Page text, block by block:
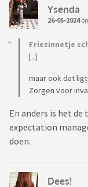
Ysenda
26-05-2024
Friezinnetje
[..]
maar ook dat
Zorgen voor
En anders is het
expectation
doen.
Dees!